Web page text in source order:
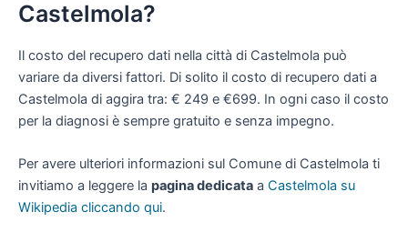
Castelmola?
Il costo del recupero dati nella città di Castelmola può
variare da diversi fattori. Di solito il costo di recupero dati a
Castelmola di aggira tra: € 249 e €699. In ogni caso il costo
per la diagnosi è sempre gratuito e senza impegno.
Per avere ulteriori informazioni sul Comune di Castelmola ti
invitiamo a leggere la pagina dedicata a Castelmola su
Wikipedia cliccando qui.